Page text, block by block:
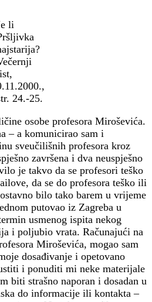
li
24.-25.
osobe profesora Miroševića.
– a komunicirao sam i
sveučilišnih profesora kroz
završena i dva neuspješno
je takvo da se profesori teško
da se do profesora teško ili
bilo tako barem u vrijeme
putovao iz Zagreba u
usmenog ispita nekog
i poljubio vrata. Računajući na
Miroševića, mogao sam
dosađivanje i opetovano
i ponuditi mi neke materijale
biti strašno naporan i dosadan u
do informacije ili kontakta –